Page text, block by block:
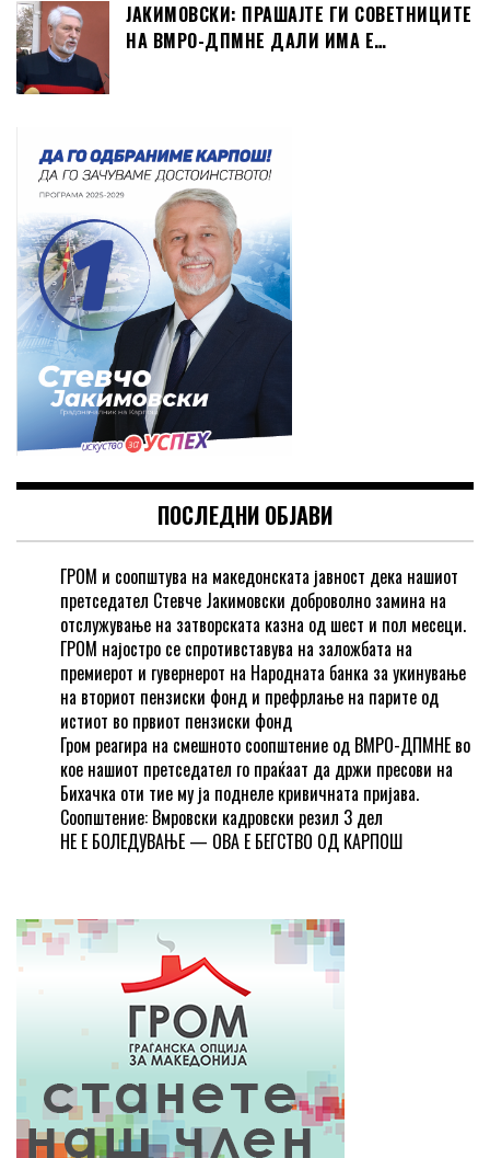
ЈАКИМОВСКИ: ПРАШАЈТЕ ГИ СОВЕТНИЦИТЕ
НА ВМРО-ДПМНЕ ДАЛИ ИМА Е…
ПОСЛЕДНИ ОБЈАВИ
ГРОМ и соопштува на македонската јавност дека нашиот
претседател Стевче Јакимовски доброволно замина на
отслужување на затворската казна од шест и пол месеци.
ГРОМ најостро се спротивставува на заложбата на
премиерот и гувернерот на Народната банка за укинување
на вториот пензиски фонд и префрлање на парите од
истиот во првиот пензиски фонд
Гром реагира на смешното соопштение од ВМРО-ДПМНЕ во
кое нашиот претседател го праќаат да држи пресови на
Бихачка оти тие му ја поднеле кривичната пријава.
Соопштение: Вмровски кадровски резил 3 дел
НЕ Е БОЛЕДУВАЊЕ — ОВА Е БЕГСТВО ОД КАРПОШ